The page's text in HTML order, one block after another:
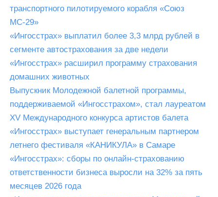
транспортного пилотируемого корабля «Союз
МС-29»
«Ингосстрах» выплатил более 3,3 млрд рублей в
сегменте автострахования за две недели
«Ингосстрах» расширил программу страхования
домашних животных
Выпускник Молодежной балетной программы,
поддерживаемой «Ингосстрахом», стал лауреатом
XV Международного конкурса артистов балета
«Ингосстрах» выступает генеральным партнером
летнего фестиваля «КАНИКУЛА» в Самаре
«Ингосстрах»: сборы по онлайн-страхованию
ответственности бизнеса выросли на 32% за пять
месяцев 2026 года